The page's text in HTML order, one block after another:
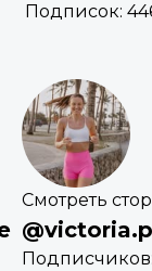
Подписок:
Смотреть